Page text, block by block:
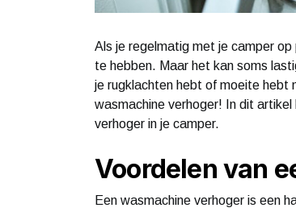
Als je regelmatig met je camper
te hebben. Maar het kan soms
je rugklachten hebt of moeite hebt
wasmachine verhoger! In dit
verhoger in je camper.
Voordelen van
Een wasmachine verhoger is een